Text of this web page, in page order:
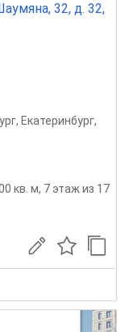
32, д. 32,
, Екатеринбург,
кв. м, 7 этаж из 17